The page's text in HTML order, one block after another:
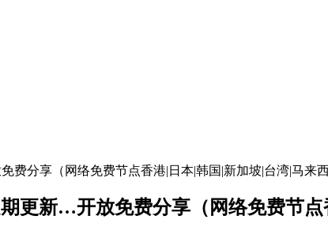
费分享（网络免费节点香港|日本|韩国|新加坡|台湾|马来
更新…开放免费分享（网络免费节点